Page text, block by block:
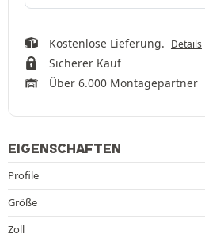
Kostenlose Lieferung. Details
Sicherer Kauf
Über 6.000 Montagepartner
EIGENSCHAFTEN
Profile
Größe
Zoll